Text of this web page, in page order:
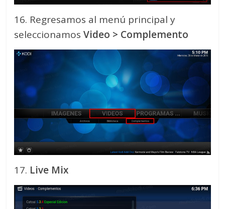
16. Regresamos al menú principal y
seleccionamosVideo > Complemento
17. Live Mix